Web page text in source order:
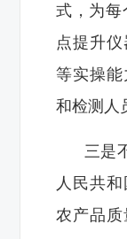
式，为每
点提升
等实操
和检测人
三是
人民共
农产品